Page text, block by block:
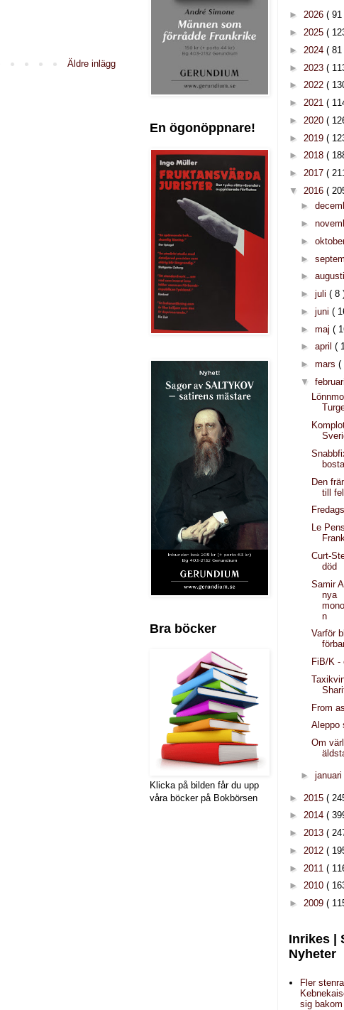
Äldre inlägg
En ögonöppnare!
Bra böcker
Klicka på bilden får du upp
våra böcker på Bokbörsen
► 2026 ( 91
► 2025 (
► 2024 ( 81
► 2023 (
► 2022 (
► 2021 (
► 2020 (
► 2019 (
► 2018 (
► 2017 (
▼ 2016 (
►
►
►
►
►
► juli ( 8
► juni (
► maj (
► april (
► mars (
▼
Den
till
Le
Curt-
död
Samir
nya
n
Varför
FiB/K -
From
Aleppo
Om
► januari
► 2015 (
► 2014 (
► 2013 (
► 2012 (
► 2011 (
► 2010 (
► 2009 (
Inrikes |
Nyheter
Fler
sig bakom